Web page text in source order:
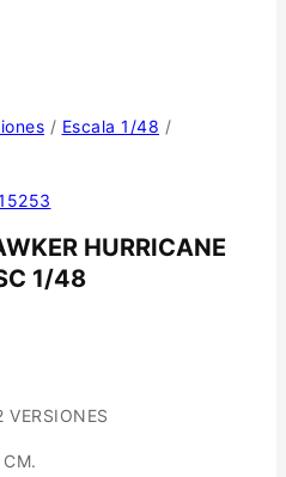
/ Escala 1/48 /
HURRICANE
1/48
VERSIONES